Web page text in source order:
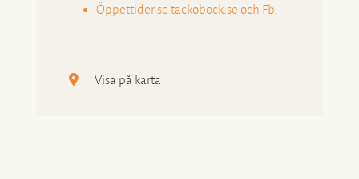
Öppettider se tackobock.se och Fb.
Visa på karta